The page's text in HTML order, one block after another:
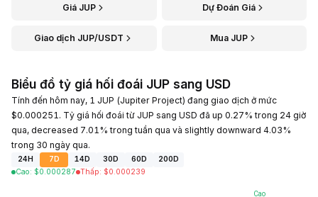
Giá JUP Dự Đoán Giá
Giao dịch JUP/USDT Mua JUP
Biểu đồ tỷ giá hối đoái JUP sang USD
Tính đến hôm nay, 1 JUP (Jupiter Project) đang giao dịch ở mức
$0.000251. Tỷ giá hối đoái từ JUP sang USD đã up 0.27% trong 24 giờ
qua, decreased 7.01% trong tuần qua và slightly downward 4.03%
trong 30 ngày qua.
24H 7D 14D 30D 60D
200D
Cao: $0.000287 Thấp: $0.000239